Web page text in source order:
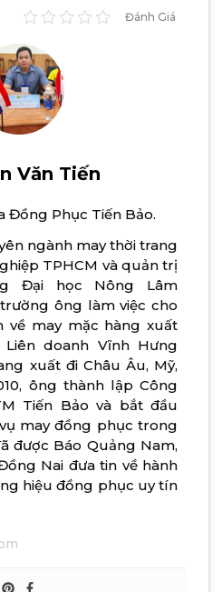
Đánh Giá
Văn Tiến
Đồng Phục Tiến Bảo.
ngành may thời trang
TPHCM và quản trị
Đại học Nông Lâm
ông làm việc cho
về may mặc hàng xuất
doanh Vĩnh Hưng
xuất đi Châu Âu, Mỹ,
ông thành lập Công
Tiến Bảo và bắt đầu
may đồng phục trong
được Báo Quảng Nam,
Nai đưa tin về hành
hiệu đồng phục uy tín